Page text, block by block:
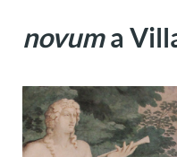
novum a